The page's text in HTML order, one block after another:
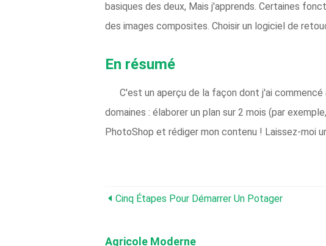
basiques des deux, Mais j'apprends. Certaines
des images composites. Choisir un logiciel de
En résumé
C'est un aperçu de la façon dont j'ai
domaines : élaborer un plan sur 2 mois (par
PhotoShop et rédiger mon contenu ! Laissez-moi
Cinq Étapes Pour Démarrer Un Potager
Agricole Moderne